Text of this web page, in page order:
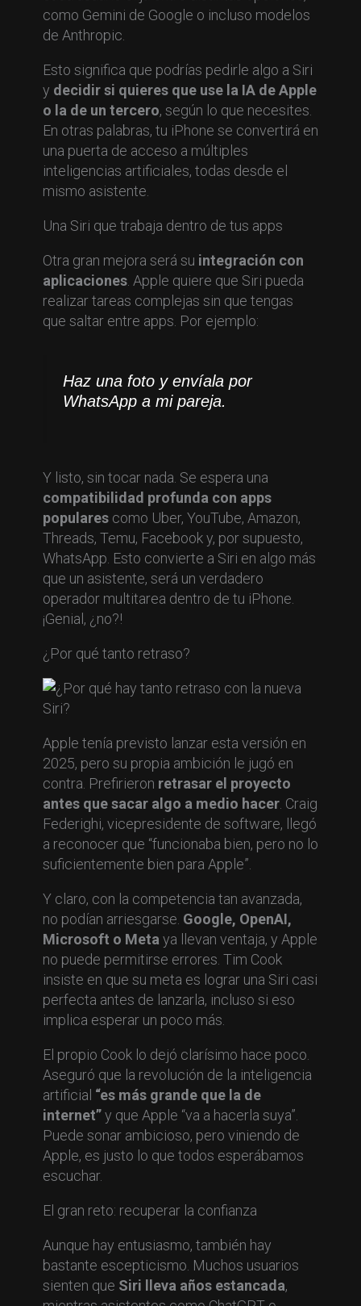
como Gemini de Google o incluso modelos
de Anthropic.
Esto significa que podrías pedirle algo a Siri
y decidir si quieres que use la IA de Apple
o la de un tercero, según lo que necesites.
En otras palabras, tu iPhone se convertirá en
una puerta de acceso a múltiples
inteligencias artificiales, todas desde el
mismo asistente.
Una Siri que trabaja dentro de tus apps
Otra gran mejora será su integración con
aplicaciones. Apple quiere que Siri pueda
realizar tareas complejas sin que tengas
que saltar entre apps. Por ejemplo:
Haz una foto y envíala por
WhatsApp a mi pareja.
Y listo, sin tocar nada. Se espera una
compatibilidad profunda con apps
popularescomo Uber, YouTube, Amazon,
Threads, Temu, Facebook y, por supuesto,
WhatsApp. Esto convierte a Siri en algo más
que un asistente, será un verdadero
operador multitarea dentro de tu iPhone.
¡Genial, ¿no?!
¿Por qué tanto retraso?
Apple tenía previsto lanzar esta versión en
2025, pero su propia ambición le jugó en
contra. Prefirieron retrasar el proyecto
antes que sacar algo a medio hacer. Craig
Federighi, vicepresidente de software, llegó
a reconocer que “funcionaba bien, pero no lo
suficientemente bien para Apple”.
Y claro, con la competencia tan avanzada,
no podían arriesgarse. Google, OpenAI,
Microsoft o Meta ya llevan ventaja, y Apple
no puede permitirse errores. Tim Cook
insiste en que su meta es lograr una Siri casi
perfecta antes de lanzarla, incluso si eso
implica esperar un poco más.
El propio Cook lo dejó clarísimo hace poco.
Aseguró que la revolución de la inteligencia
artificial “es más grande que la de
internet”y que Apple “va a hacerla suya”.
Puede sonar ambicioso, pero viniendo de
Apple, es justo lo que todos esperábamos
escuchar.
El gran reto: recuperar la confianza
Aunque hay entusiasmo, también hay
bastante escepticismo. Muchos usuarios
sienten que Siri lleva años estancada,